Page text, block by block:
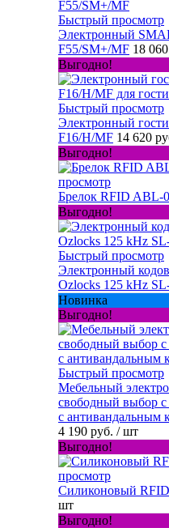
Быстрый просмотр
Электронный
F55/SM+/MF 18
Выгодно!
Быстрый просмотр
Электронный
F16/H/MF 14 620
Выгодно!
просмотр
Брелок RFID ABL-
Выгодно!
Быстрый просмотр
Электронный
Ozlocks 125 kHz
Новинка
Выгодно!
Быстрый просмотр
Мебельный
свободный выбор
с антивандальным
4 190 руб. / шт
Выгодно!
просмотр
Силиконовый
шт
Выгодно!